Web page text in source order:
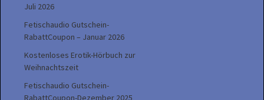
Juli 2026
Fetischaudio Gutschein-
RabattCoupon – Januar 2026
Kostenloses Erotik-Hörbuch zur
Weihnachtszeit
Fetischaudio Gutschein-
RabattCoupon-Dezember 2025